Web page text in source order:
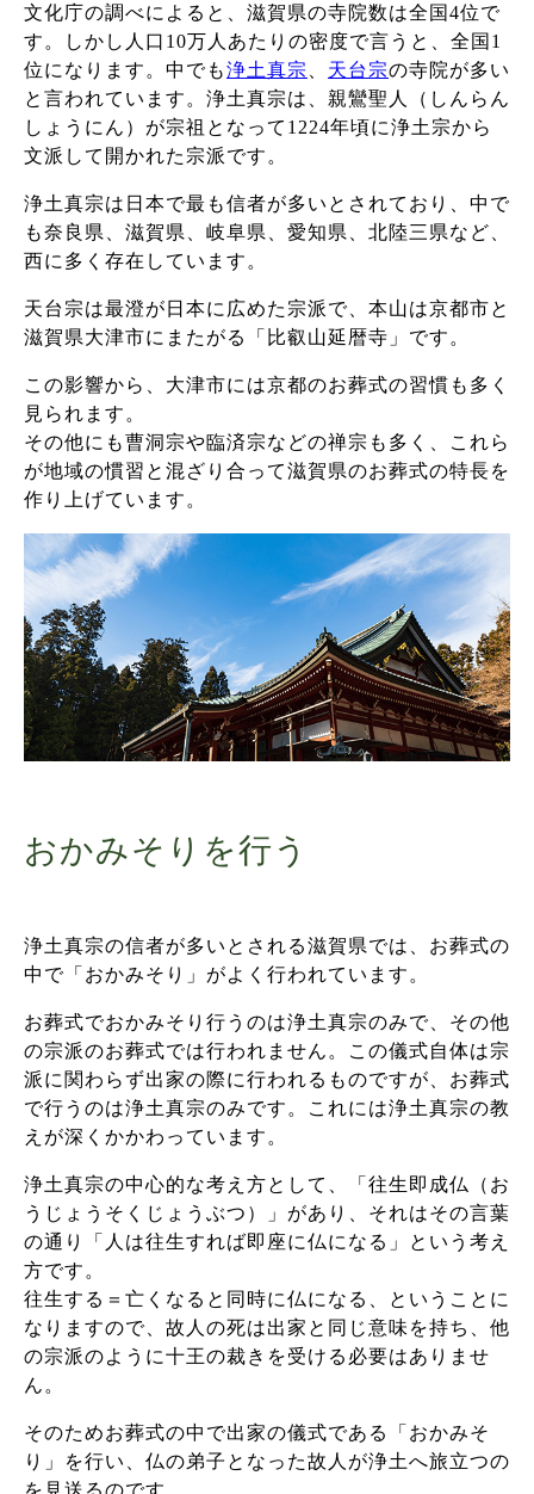
文化庁の調べによると、滋賀県の寺院数は全国4位で
す。しかし人口10万人あたりの密度で言うと、全国1
位になります。中でも浄土真宗 天台宗の寺院が多い
と言われています。浄土真宗は、親鸞聖人（しんらん
しょうにん）が宗祖となって1224年頃に浄土宗から
文派して開かれた宗派です。
浄土真宗は日本で最も信者が多いとされており、中で
も奈良県、滋賀県、岐阜県、愛知県、北陸三県など、
西に多く存在しています。
天台宗は最澄が日本に広めた宗派で、本山は京都市と
滋賀県大津市にまたがる「比叡山延暦寺」です。
この影響から、大津市には京都のお葬式の習慣も多く
見られます。
その他にも曹洞宗や臨済宗などの禅宗も多く、これら
が地域の慣習と混ざり合って滋賀県のお葬式の特長を
作り上げています。
おかみそりを行う
浄土真宗の信者が多いとされる滋賀県では、お葬式の
中で「おかみそり」がよく行われています。
お葬式でおかみそり行うのは浄土真宗のみで、その他
の宗派のお葬式では行われません。この儀式自体は宗
派に関わらず出家の際に行われるものですが、お葬式
で行うのは浄土真宗のみです。これには浄土真宗の教
えが深くかかわっています。
浄土真宗の中心的な考え方として、「往生即成仏（お
うじょうそくじょうぶつ）」があり、それはその言葉
の通り「人は往生すれば即座に仏になる」という考え
方です。
往生する＝亡くなると同時に仏になる、ということに
なりますので、故人の死は出家と同じ意味を持ち、他
の宗派のように十王の裁きを受ける必要はありませ
ん。
そのためお葬式の中で出家の儀式である「おかみそ
り」を行い、仏の弟子となった故人が浄土へ旅立つの
を見送るのです。